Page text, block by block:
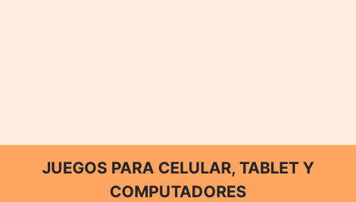
JUEGOS PARA CELULAR, TABLET Y
COMPUTADORES